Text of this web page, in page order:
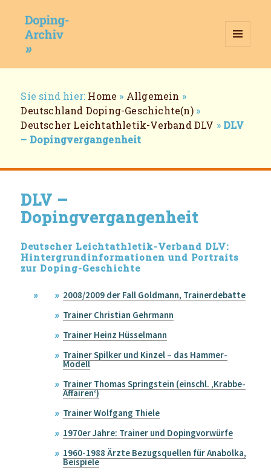
WIDGETS
Breadcrumb-
Navigation
Sie sind hier: Home » Allgemein »
Deutschland Doping-Geschichte(n)»
Deutscher Leichtathletik-Verband DLV » DLV
– Dopingvergangenheit
DLV –
Dopingvergangenheit
Deutscher Leichtathletik-Verband DLV:
Hintergrundinformationen und Portraits
zur Doping-Geschichte
2008/2009 der Fall Goldmann, Trainerdebatte
Trainer Christian Gehrmann
Trainer Heinz Hüsselmann
Trainer Spilker und Kinzel – das Hammer-
Modell
Trainer Thomas Springstein (einschl. ‚Krabbe-
Affairen‘)
Trainer Wolfgang Thiele
1970er Jahre: Trainer und Dopingvorwürfe
1960-1988 Ärzte Bezugsquellen für Anabolka,
Beispiele